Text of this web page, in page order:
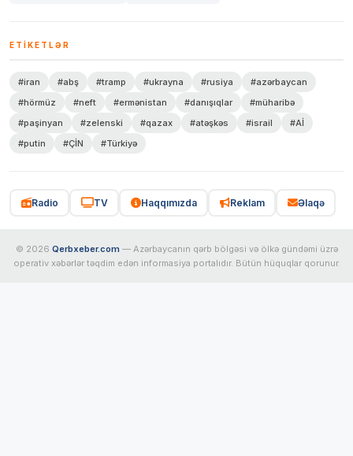
ETIKETLƏR
#iran #abş #tramp #ukrayna #rusiya
#azərbaycan
#hörmüz
#neft #ermənistan #danışıqlar
#müharibə
#paşinyan
#zelenski #qazax #atəşkəs #israil
#Aİ
#putin
#ÇİN #Türkiyə
Radio TV Haqqımızda Reklam Əlaqə
© 2026 Qerbxeber.com — Azərbaycanın qərb bölgəsi və ölkə gündəmi üzrə
operativ xəbərlər təqdim edən informasiya portalıdır. Bütün hüquqlar qorunur.